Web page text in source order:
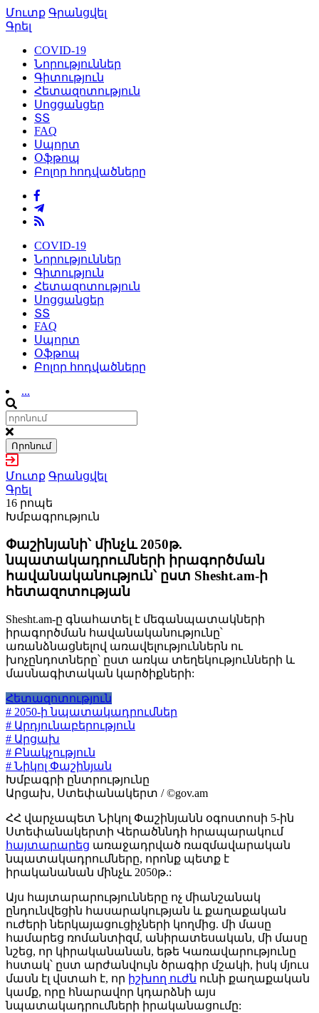
Մուտք Գրանցվել
Գրել
COVID-19
Նորություններ
Գիտություն
Հետազոտություն
Սոցցանցեր
ՏՏ
FAQ
Սպորտ
Օֆթոպ
Բոլոր հոդվածները
COVID-19
Նորություններ
Գիտություն
Հետազոտություն
Սոցցանցեր
ՏՏ
FAQ
Սպորտ
Օֆթոպ
Բոլոր հոդվածները
...
Որոնում
Մուտք Գրանցվել
Գրել
16 րոպե
Խմբագրություն
Փաշինյանի՝ մինչև 2050թ.
նպատակադրումների իրագործման
հավանականություն՝ ըստ Shesht.am-ի
հետազոտության
Shesht.am-ը գնահատել է մեգանպատակների
իրագործման հավանականությունը՝
առանձնացնելով առավելություններն ու
խոչընդոտները՝ ըստ առկա տեղեկությունների և
մասնագիտական կարծիքների:
Հետազոտություն
# 2050-ի նպատակադրումներ
# Արդյունաբերություն
# Արցախ
# Բնակչություն
# Նիկոլ Փաշինյան
Խմբագրի ընտրությունը
Արցախ, Ստեփանակերտ / ©gov.am
ՀՀ վարչապետ Նիկոլ Փաշինյանն օգոստոսի 5-ին
Ստեփանակերտի Վերածննդի հրապարակում
հայտարարեց առաջադրված ռազմավարական
նպատակադրումները, որոնք պետք է
իրականանան մինչև 2050թ.:
Այս հայտարարությունները ոչ միանշանակ
ընդունվեցին հասարակության և քաղաքական
ուժերի ներկայացուցիչների կողմից. մի մասը
համարեց ռոմանտիզմ, անիրատեսական, մի մասը
նշեց, որ կիրականանան, եթե Կառավարությունը
հստակ՝ ըստ արժանվույն ծրագիր մշակի, իսկ մյուս
մասն էլ վստահ է, որ իշխող ուժն ունի քաղաքական
կամք, որը հնարավոր կդարձնի այս
նպատակադրումների իրականացումը: